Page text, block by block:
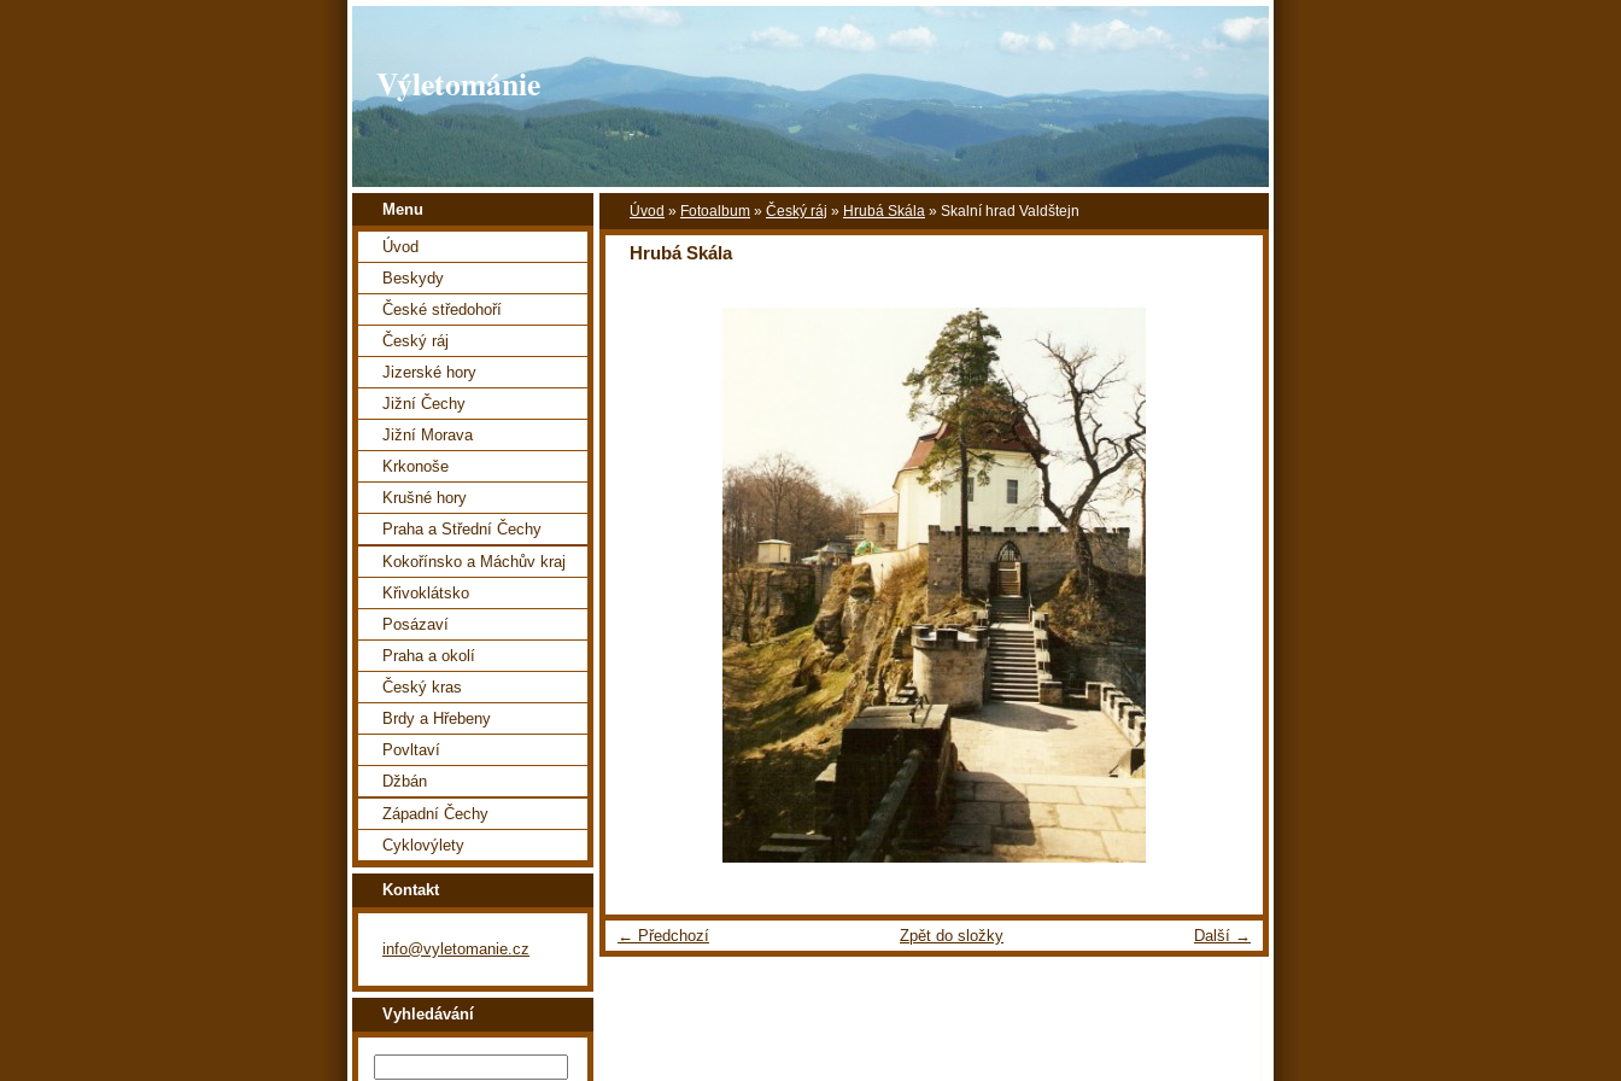
Výletománie
Úvod » Fotoalbum » Český ráj » Hrubá Skála » Skalní hrad Valdštejn
Hrubá Skála
← Předchozí Další →
Zpět do složky
Menu
Úvod
Beskydy
České středohoří
Český ráj
Jizerské hory
Jižní Čechy
Jižní Morava
Krkonoše
Krušné hory
Praha a Střední Čechy
Kokořínsko a Máchův kraj
Křivoklátsko
Posázaví
Praha a okolí
Český kras
Brdy a Hřebeny
Povltaví
Džbán
Západní Čechy
Cyklovýlety
Kontakt
info@vyletomanie.cz
Vyhledávání